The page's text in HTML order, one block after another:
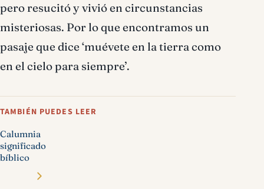
pero resucitó y vivió en circunstancias
misteriosas. Por lo que encontramos un
pasaje que dice ‘muévete en la tierra como
en el cielo para siempre’.
TAMBIÉN PUEDES LEER
Calumnia
significado
bíblico